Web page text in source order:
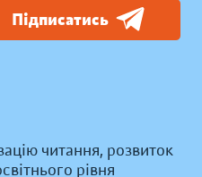
Підписатись
читання, розвиток
рівня